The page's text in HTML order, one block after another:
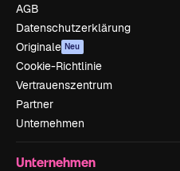
AGB
Datenschutzerklärung
Originale Neu
Cookie-Richtlinie
Vertrauenszentrum
Partner
Unternehmen
Unternehmen